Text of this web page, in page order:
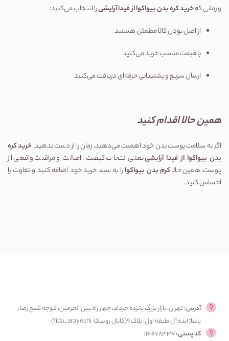
و زمانی کهخرید کره بدن بیواکوا از فیدا آرایشیرا انتخاب می‌کنید:
از اصل بودن کالا مطمئن هستید
با قیمت مناسب خرید می‌کنید
ارسال سریع و پشتیبانی حرفه‌ای دریافت می‌کنید
همین حالا اقدام کنید
اگر به سلامت پوست بدن خود اهمیت می‌دهید، زمان را از دست ندهید.خرید کره
بدن بیواکوا از فیدا آرایشییعنی انتخاب کیفیت، اصالت و مراقبت واقعی از
پوست. همین حالاکرم بدن بیواکوارا به سبد خرید خود اضافه کنید و تفاوت را
احساس کنید.
آدرس:تهران، بازار بزرگ پانزده خرداد، چهار راه بین الحرمین، کوچه شیخ رضا،
پاساژ ایده آل طبقه اول، پلاک ۹(کانال روبیکا: fida_arayeshi)
کد پستی:1161678337